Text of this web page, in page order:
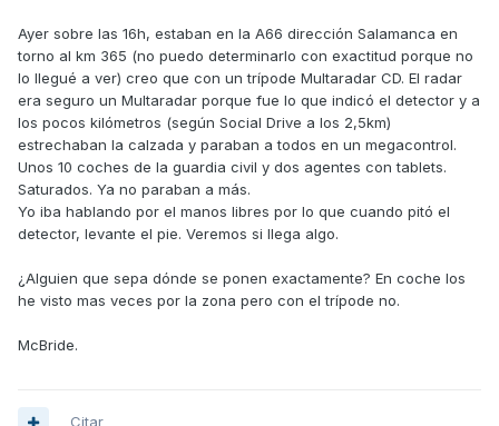
Ayer sobre las 16h, estaban en la A66 dirección Salamanca en
torno al km 365 (no puedo determinarlo con exactitud porque no
lo llegué a ver) creo que con un trípode Multaradar CD. El radar
era seguro un Multaradar porque fue lo que indicó el detector y a
los pocos kilómetros (según Social Drive a los 2,5km)
estrechaban la calzada y paraban a todos en un megacontrol.
Unos 10 coches de la guardia civil y dos agentes con tablets.
Saturados. Ya no paraban a más.
Yo iba hablando por el manos libres por lo que cuando pitó el
detector, levante el pie. Veremos si llega algo.
¿Alguien que sepa dónde se ponen exactamente? En coche los
he visto mas veces por la zona pero con el trípode no.
McBride.
Citar